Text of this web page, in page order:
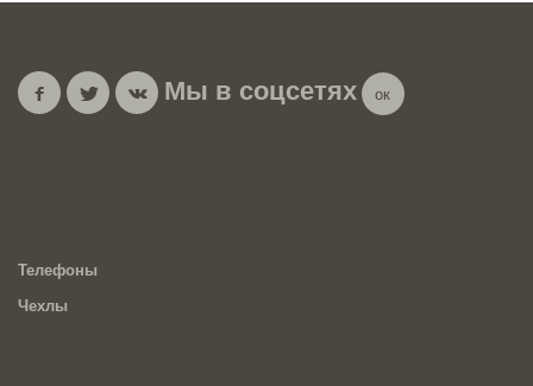
Мы в соцсетях
Телефоны
Чехлы